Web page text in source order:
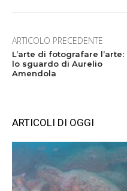
ARTICOLO PRECEDENTE
L’arte di fotografare l’arte:
lo sguardo di Aurelio
Amendola
ARTICOLI DI OGGI